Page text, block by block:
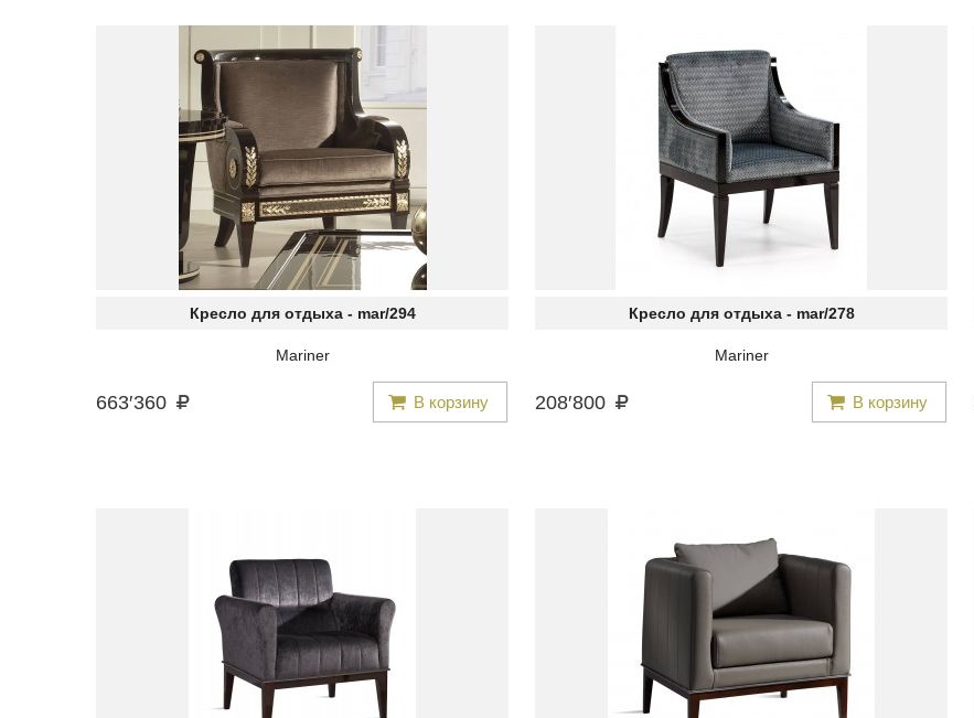
Кресло для отдыха - mar/294
Mariner
663′360 В корзину
Кресло для отдыха - mar/278
Mariner
208′800 В корзину